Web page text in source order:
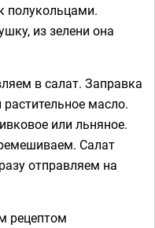
полукольцами.
из зелени она
в салат. Заправка
масло.
или льняное.
Салат
отправляем на
рецептом